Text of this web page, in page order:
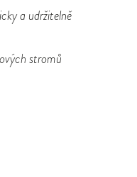
a udržitelně
stromů